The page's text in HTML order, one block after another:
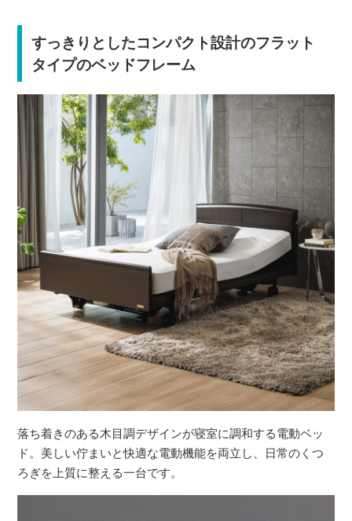
すっきりとしたコンパクト設計のフラット
タイプのベッドフレーム
落ち着きのある木目調デザインが寝室に調和する電動ベッ
ド。美しい佇まいと快適な電動機能を両立し、日常のくつ
ろぎを上質に整える一台です。